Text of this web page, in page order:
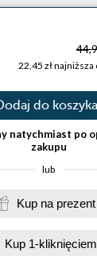
22,45 zł najniższa
do koszyka
natychmiast po
zakupu
lub
Kup na prezent
Kup 1-kliknięciem